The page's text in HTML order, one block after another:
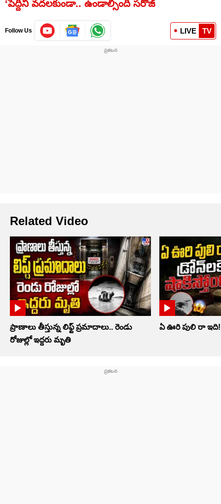
‘పెద్దిని వదలకుండా.. ఉండాల్సింది సరోజ్‌
Follow Us LIVE TV
Related Video
ప్రాణాలు తీస్తున్న లిఫ్ట్‌ ప్రమాదాలు.. రెండు
రోజుల్లో ఇద్దరు మృతి
ఏ ఊరి పులి రా ఇది!